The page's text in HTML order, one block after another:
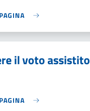
il voto assistito